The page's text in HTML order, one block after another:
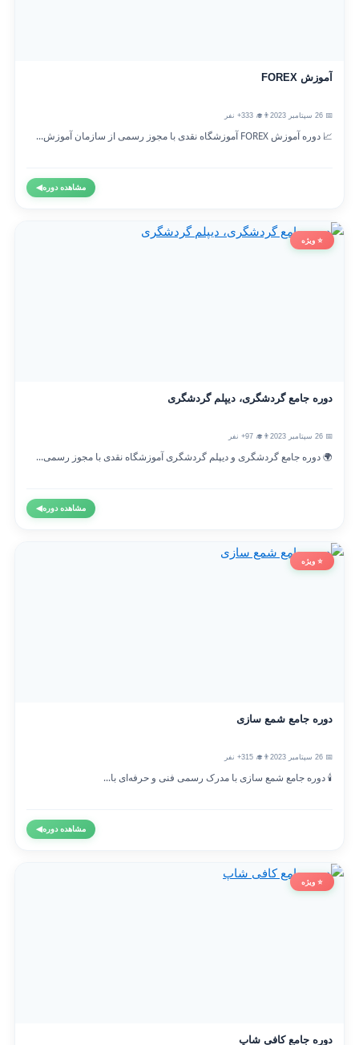
آموزش FOREX
👨‍🎓 333+ نفر
📈 دوره آموزش FOREX آموزشگاه نقدی با مجوز رسمی از سازمان آموزش...
مشاهده دوره◀
⭐ ویژه
دوره جامع گردشگری، دیپلم گردشگری
👨‍🎓 97+ نفر
🌍 دوره جامع گردشگری و دیپلم گردشگری آموزشگاه نقدی با مجوز رسمی...
مشاهده دوره◀
⭐ ویژه
دوره جامع شمع سازی
👨‍🎓 315+ نفر
🕯️ دوره جامع شمع سازی با مدرک رسمی فنی و حرفه‌ای با...
مشاهده دوره◀
⭐ ویژه
دوره جامع کافی شاپ